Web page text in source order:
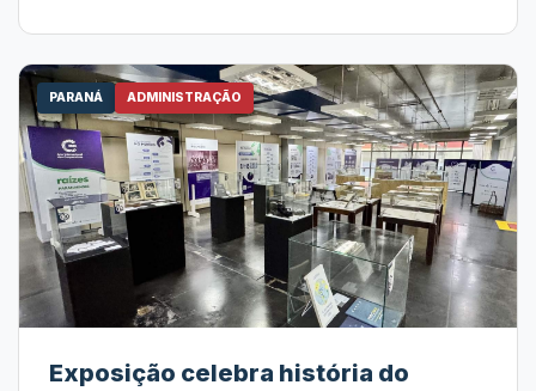
PARANÁ ADMINISTRAÇÃO
Exposição celebra história do